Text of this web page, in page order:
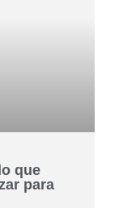
que
para